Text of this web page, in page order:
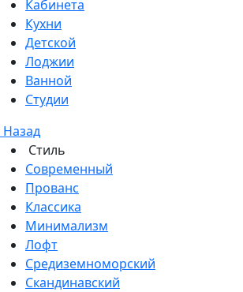
Кабинета
Кухни
Детской
Лоджии
Ванной
Студии
Назад
Стиль
Современный
Прованс
Классика
Минимализм
Лофт
Средиземноморский
Скандинавский